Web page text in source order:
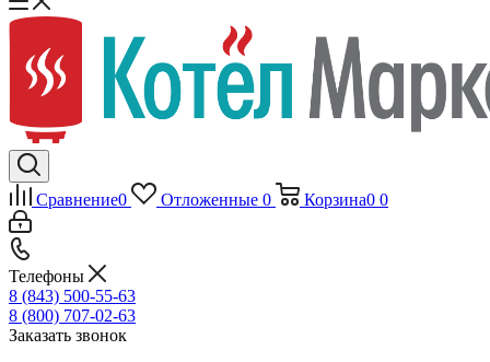
Сравнение0 Отложенные 0 Корзина0 0
Телефоны
8 (843) 500-55-63
8 (800) 707-02-63
Заказать звонок